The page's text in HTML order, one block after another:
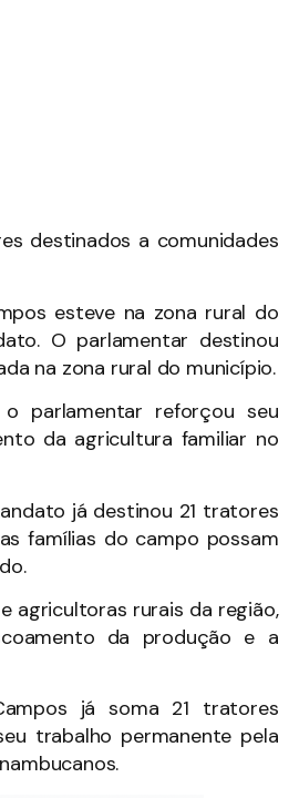
destinados a comunidades
esteve na zona rural do
O parlamentar destinou
na zona rural do município.
parlamentar reforçou seu
da agricultura familiar no
já destinou 21 tratores
famílias do campo possam
agricultoras rurais da região,
da produção e a
já soma 21 tratores
trabalho permanente pela